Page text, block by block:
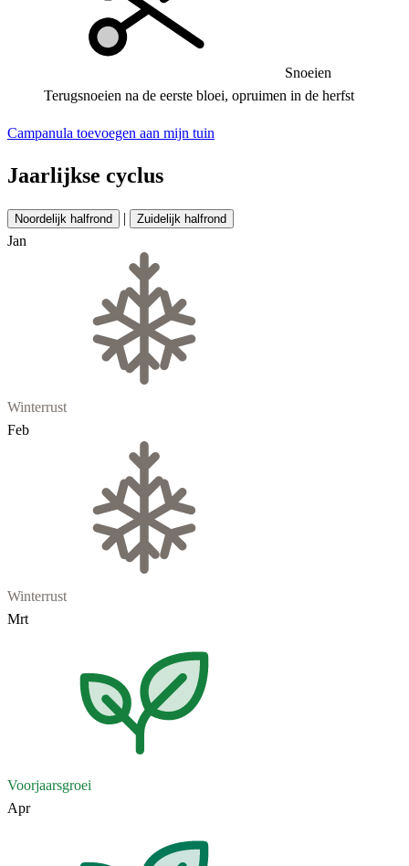
Snoeien
Terugsnoeien na de eerste bloei, opruimen in de herfst
Campanula toevoegen aan mijn tuin
Jaarlijkse cyclus
Noordelijk halfrond | Zuidelijk halfrond
Jan
Winterrust
Feb
Winterrust
Mrt
Voorjaarsgroei
Apr